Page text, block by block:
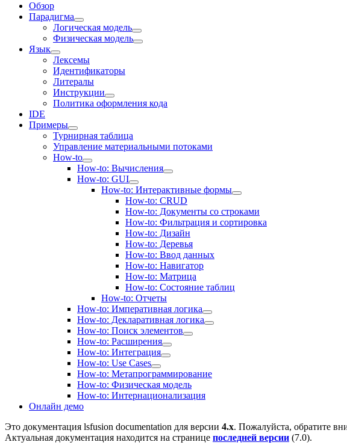
Обзор
Парадигма
Логическая модель
Физическая модель
Язык
Лексемы
Идентификаторы
Литералы
Инструкции
Политика оформления кода
IDE
Примеры
Турнирная таблица
Управление материальными потоками
How-to
How-to: Вычисления
How-to: GUI
How-to: Интерактивные формы
How-to: CRUD
How-to: Документы со строками
How-to: Фильтрация и сортировка
How-to: Дизайн
How-to: Деревья
How-to: Ввод данных
How-to: Навигатор
How-to: Матрица
How-to: Состояние таблиц
How-to: Отчеты
How-to: Императивная логика
How-to: Декларативная логика
How-to: Поиск элементов
How-to: Расширения
How-to: Интеграция
How-to: Use Cases
How-to: Метапрограммирование
How-to: Физическая модель
How-to: Интернационализация
Онлайн демо
Это документация lsfusion documentation для версии 4.x. Пожалуйста, обратите
Актуальная документация находится на странице последней версии (7.0).